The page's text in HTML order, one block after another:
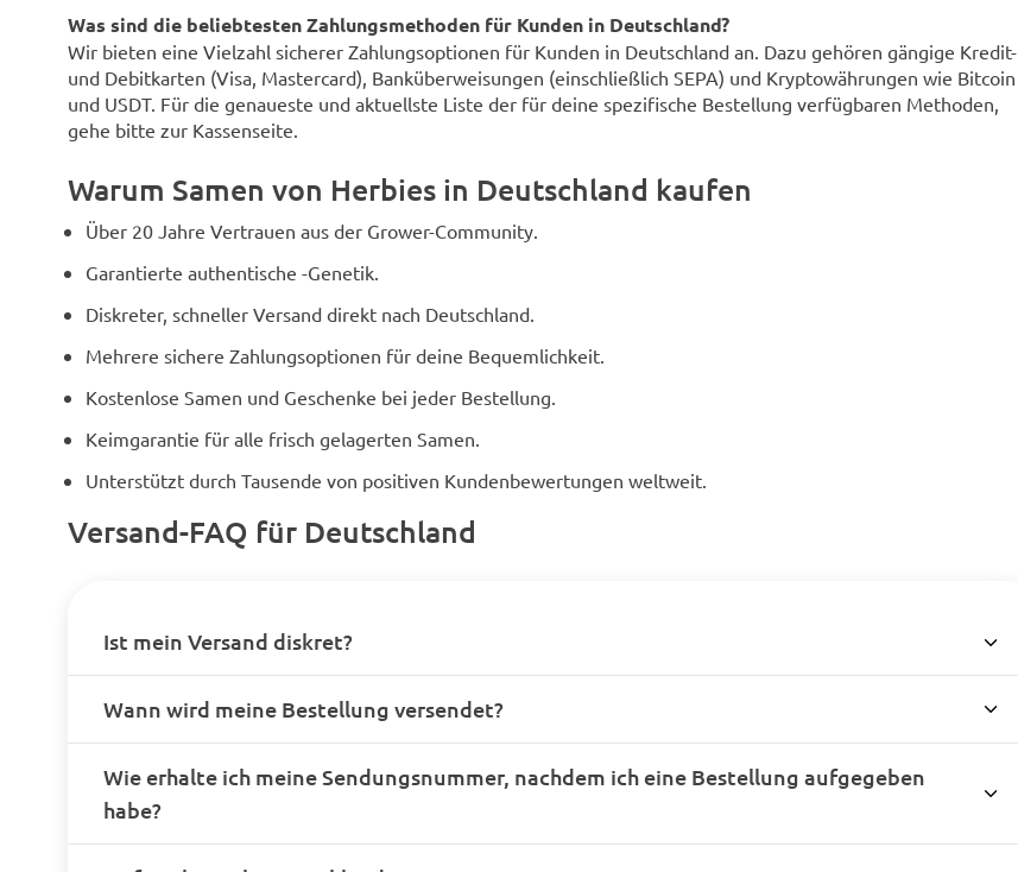
Was sind die beliebtesten Zahlungsmethoden für Kunden in Deutschland?
Wir bieten eine Vielzahl sicherer Zahlungsoptionen für Kunden in Deutschland an. Dazu gehören gängige Kredit-
und Debitkarten (Visa, Mastercard), Banküberweisungen (einschließlich SEPA) und Kryptowährungen wie Bitcoin
und USDT. Für die genaueste und aktuellste Liste der für deine spezifische Bestellung verfügbaren Methoden,
gehe bitte zur Kassenseite.
Warum Samen von Herbies in Deutschland kaufen
Über 20 Jahre Vertrauen aus der Grower-Community.
Garantierte authentische -Genetik.
Diskreter, schneller Versand direkt nach Deutschland.
Mehrere sichere Zahlungsoptionen für deine Bequemlichkeit.
Kostenlose Samen und Geschenke bei jeder Bestellung.
Keimgarantie für alle frisch gelagerten Samen.
Unterstützt durch Tausende von positiven Kundenbewertungen weltweit.
Versand-FAQ für Deutschland
Ist mein Versand diskret?
Wann wird meine Bestellung versendet?
Wie erhalte ich meine Sendungsnummer, nachdem ich eine Bestellung aufgegeben
habe?